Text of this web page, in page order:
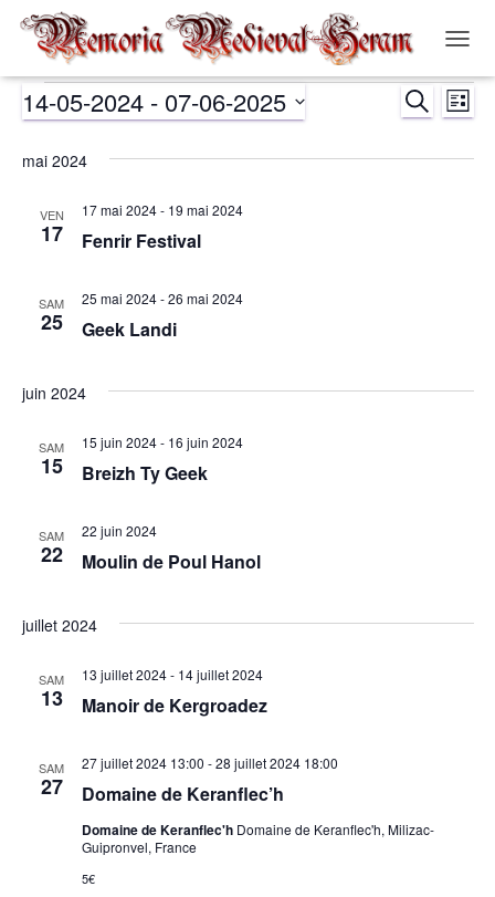
LA
Évènements
et
LISTE
14-05-2024 - 07-06-2025
une
mai 2024
VEN
17 Fenrir Festival
17 mai 2024- 19 mai 2024
SAM
25 Geek Landi
25 mai 2024-26 mai 2024
juin 2024
SAM
15 Breizh Ty Geek
15 juin 2024- 16 juin 2024
SAM
22 Moulin de Poul Hanol
22 juin 2024
juillet 2024
SAM
13 Manoir de Kergroadez
13 juillet 2024- 14 juillet 2024
SAM
27 Domaine de Keranflec’h
27 juillet 2024 13:00 -28 juillet 2024 18:00
Domaine de Keranflec'h Domaine de Keranflec'h, Milizac-
Guipronvel, France
5€